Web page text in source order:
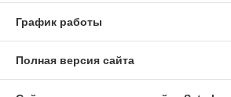
График работы
Полная версия сайта